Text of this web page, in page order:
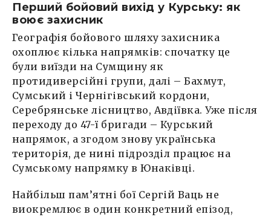
Перший бойовий вихід у Курську: як
воює захисник
Географія бойового шляху захисника
охоплює кілька напрямків: спочатку це
були виїзди на Сумщину як
протидиверсійні групи, далі – Бахмут,
Сумський і Чернігівський кордони,
Серебрянське лісництво, Авдіївка. Уже після
переходу до 47-ї бригади – Курський
напрямок, а згодом знову українська
територія, де нині підрозділ працює на
Сумському напрямку в Юнаківці.
Найбільш пам’ятні бої Сергій Ваць не
виокремлює в один конкретний епізод,